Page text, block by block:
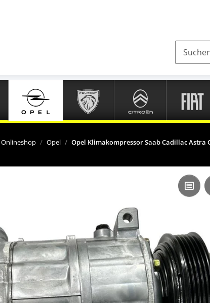
Onlineshop Opel Opel Klimakompressor Saab Cadillac Astra